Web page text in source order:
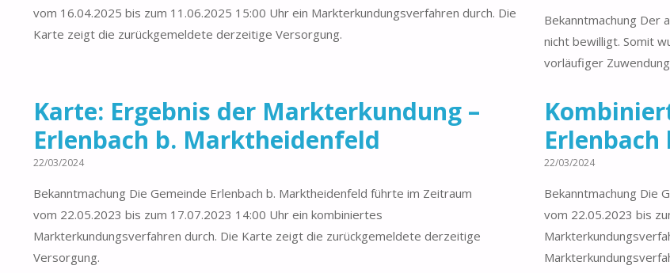
vom 16.04.2025 bis zum 11.06.2025 15:00 Uhr ein Markterkundungsverfahren durch. Die
Karte zeigt die zurückgemeldete derzeitige Versorgung.
Bekanntmachung Der
nicht bewilligt. Somit
vorläufiger
Karte: Ergebnis der Markterkundung –
Erlenbach b. Marktheidenfeld
22/03/2024
Bekanntmachung Die Gemeinde Erlenbach b. Marktheidenfeld führte im Zeitraum
vom 22.05.2023 bis zum 17.07.2023 14:00 Uhr ein kombiniertes
Markterkundungsverfahren durch. Die Karte zeigt die zurückgemeldete derzeitige
Versorgung.
22/03/2024
Bekanntmachung Die
vom 22.05.2023 bis